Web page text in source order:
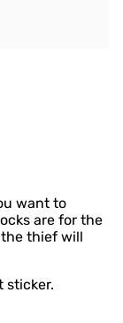
want to
are for the
thief will
sticker.